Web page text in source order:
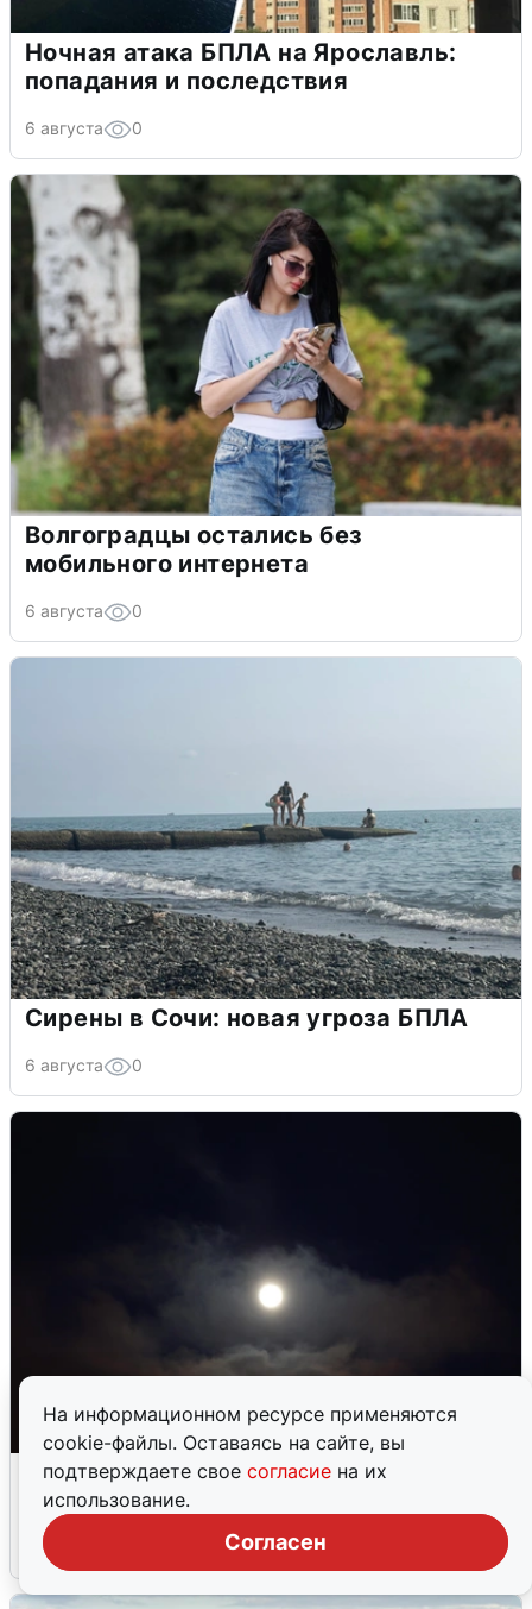
На информационном ресурсе применяются
cookie-файлы. Оставаясь на сайте, вы
подтверждаете свое согласие на их
использование.
Согласен
Ночная атака БПЛА на Ярославль:
попадания и последствия
6 августа 0
Волгоградцы остались без
мобильного интернета
6 августа 0
Сирены в Сочи: новая угроза БПЛА
6 августа 0
Взрывы в Воронеже после сигнала
тревоги
5 августа